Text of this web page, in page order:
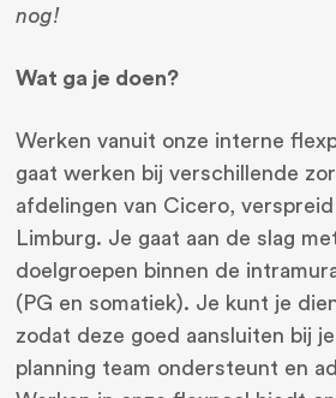
nog!
Wat ga je doen?
Werken vanuit onze interne
gaat werken bij verschillende
afdelingen van Cicero,
Limburg. Je gaat aan de slag
doelgroepen binnen de
(PG en somatiek). Je kunt je
zodat deze goed aansluiten bij
planning team ondersteunt en